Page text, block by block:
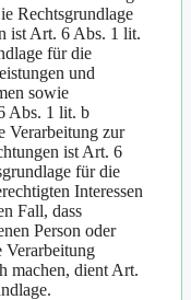
Rechtsgrundlage
ist Art. 6 Abs. 1 lit.
für die
und
sowie
Abs. 1 lit. b
Verarbeitung zur
ist Art. 6
für die
Interessen
Fall, dass
Person oder
Verarbeitung
machen, dient Art.